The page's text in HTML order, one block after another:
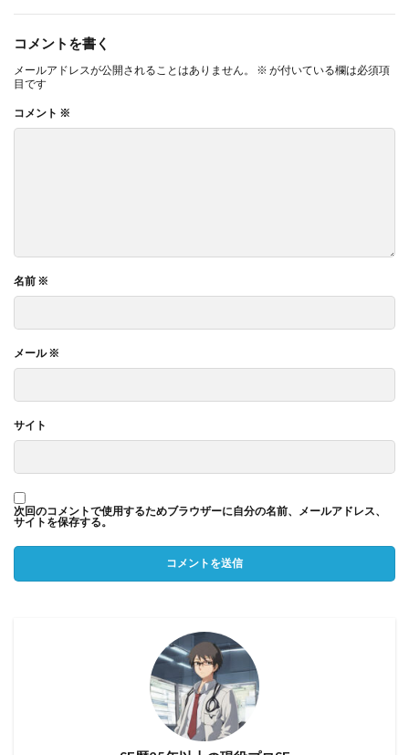
コメントを書く
メールアドレスが公開されることはありません。 ※ が付いている欄は必須項
目です
コメント ※
名前 ※
メール※
サイト
次回のコメントで使用するためブラウザーに自分の名前、メールアドレス、
サイトを保存する。